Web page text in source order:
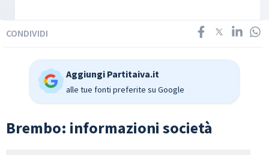
CONDIVIDI
Aggiungi Partitaiva.it
alle tue fonti preferite su Google
Brembo: informazioni società